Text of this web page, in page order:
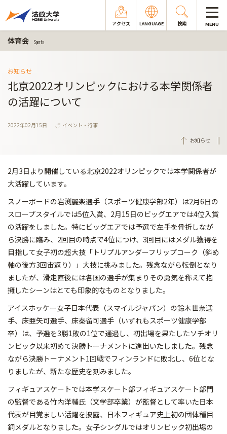
アクセス LANGUAGE 検索 MENU
体育会 Sports
お知らせ
北京2022オリンピックにおける本学関係者
の活躍について
2022年02月15日
イベント・行事
お知らせ
2月3日より開催している北京2022オリンピックでは本学関係者が
大活躍しています。
スノーボードの岩渕麗楽選手（スポーツ健康学部2年）は2月6日の
スロープスタイルでは5位入賞、2月15日のビッグエアでは4位入賞
の活躍をしました。特にビッグエアでは予選で左手を骨折しなが
ら決勝に臨み、2回目の時点で4位につけ、3回目にはメダル獲得を
目指して女子初の超大技「トリプルアンダーフリップコーク（斜め
軸の後方3回宙返り）」大技に挑みました。残念ながら転倒となり
ましたが、滑走直後には各国の選手が集まりその勇気を称えて抱
擁したシーンはとても印象的なものとなりました。
アイスホッケー女子日本代表（スマイルジャパン）の鈴木世奈選
手、床亜矢可選手、床秦留可選手（いずれもスポーツ健康学部
卒）は、予選を3勝1敗の1位で通過し、初出場を果たしたソチオリ
ンピック以来初めて決勝トーナメントに進出いたしました。残念
ながら決勝トーナメント1回戦でフィンランドに敗北し、6位とな
りましたが、新たな歴史を刻みました。
フィギュアスケートでは本学スケート部フィギュアスケート部門
の監督である竹内洋輔氏（文学部卒業）が監督として率いた日本
代表が目覚ましい活躍を披露、日本フィギュア史上初の団体種目
銅メダルとなりました。女子シングルではオリンピック初出場の